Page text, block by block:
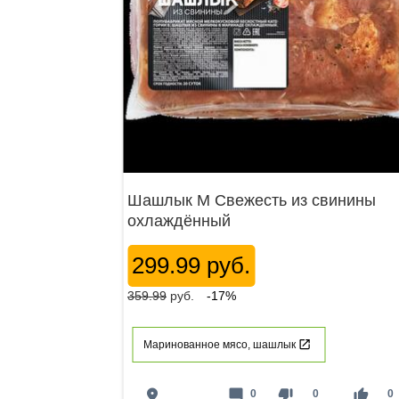
Шашлык М Свежесть из свинины
охлаждённый
299.99 руб.
359.99 руб. -17%
Маринованное мясо, шашлык
place thumb_down 0 thumb_up 0
mode_comment 0